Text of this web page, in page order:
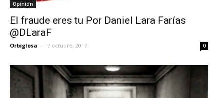
Opinión
El fraude eres tu Por Daniel Lara Farías
@DLaraF
Orbiglosa - 17 octubre, 2017 0